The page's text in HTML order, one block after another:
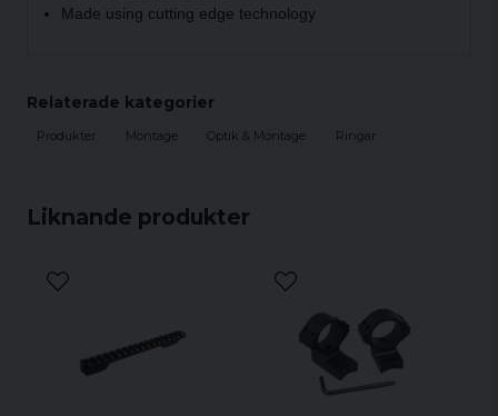
Liknande produkter
Made using cutting edge technology
Relaterade kategorier
Produkter Montage Optik & Montage Ringar